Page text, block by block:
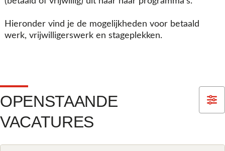
Hieronder vind je de mogelijkheden voor betaald
werk, vrijwilligerswerk en stageplekken.
OPENSTAANDE
VACATURES